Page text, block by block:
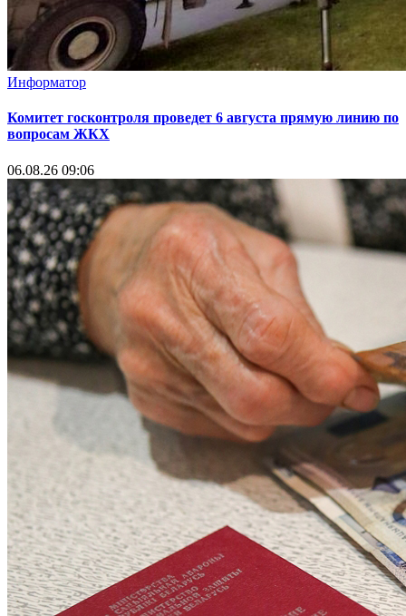
Информатор
Комитет госконтроля проведет 6 августа прямую линию по
вопросам ЖКХ
06.08.26 09:06